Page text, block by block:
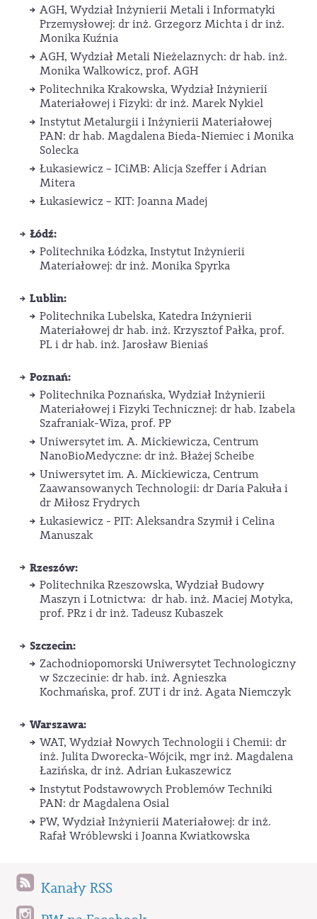
AGH, Wydział Inżynierii Metali i Informatyki
Przemysłowej: dr inż. Grzegorz Michta i dr inż.
Monika Kuźnia
AGH, Wydział Metali Nieżelaznych: dr hab. inż.
Monika Walkowicz, prof. AGH
Politechnika Krakowska, Wydział Inżynierii
Materiałowej i Fizyki: dr inż. Marek Nykiel
Instytut Metalurgii i Inżynierii Materiałowej
PAN: dr hab. Magdalena Bieda-Niemiec i Monika
Solecka
Łukasiewicz – ICiMB: Alicja Szeffer i Adrian
Mitera
Łukasiewicz – KIT: Joanna Madej
Łódź:
Politechnika Łódzka, Instytut Inżynierii
Materiałowej: dr inż. Monika Spyrka
Lublin:
Politechnika Lubelska, Katedra Inżynierii
Materiałowej dr hab. inż. Krzysztof Pałka, prof.
PL i dr hab. inż. Jarosław Bieniaś
Poznań:
Politechnika Poznańska, Wydział Inżynierii
Materiałowej i Fizyki Technicznej: dr hab. Izabela
Szafraniak-Wiza, prof. PP
Uniwersytet im. A. Mickiewicza, Centrum
NanoBioMedyczne: dr inż. Błażej Scheibe
Uniwersytet im. A. Mickiewicza, Centrum
Zaawansowanych Technologii: dr Daria Pakuła i
dr Miłosz Frydrych
Łukasiewicz - PIT: Aleksandra Szymił i Celina
Manuszak
Rzeszów:
Politechnika Rzeszowska, Wydział Budowy
Maszyn i Lotnictwa: dr hab. inż. Maciej Motyka,
prof. PRz i dr inż. Tadeusz Kubaszek
Szczecin:
Zachodniopomorski Uniwersytet Technologiczny
w Szczecinie: dr hab. inż. Agnieszka
Kochmańska, prof. ZUT i dr inż. Agata Niemczyk
Warszawa:
WAT, Wydział Nowych Technologii i Chemii: dr
inż. Julita Dworecka-Wójcik, mgr inż. Magdalena
Łazińska, dr inż. Adrian Łukaszewicz
Instytut Podstawowych Problemów Techniki
PAN: dr Magdalena Osial
PW, Wydział Inżynierii Materiałowej: dr inż.
Rafał Wróblewski i Joanna Kwiatkowska
Kanały RSS